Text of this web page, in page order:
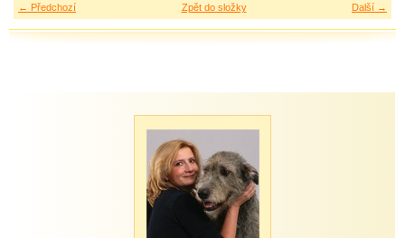
← Předchozí Další →
Zpět do složky